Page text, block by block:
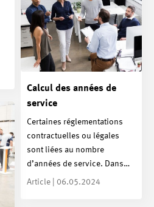
Calcul des années de
service
Certaines réglementations
contractuelles ou légales
sont liées au nombre
d’années de service. Dans…
Article | 06.05.2024